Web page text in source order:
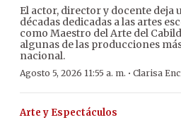
El actor, director y docente deja
décadas dedicadas a las artes
como Maestro del Arte del
algunas de las producciones
nacional.
Agosto 5, 2026 11:55 a. m. · Clarisa
Arte y Espectáculos